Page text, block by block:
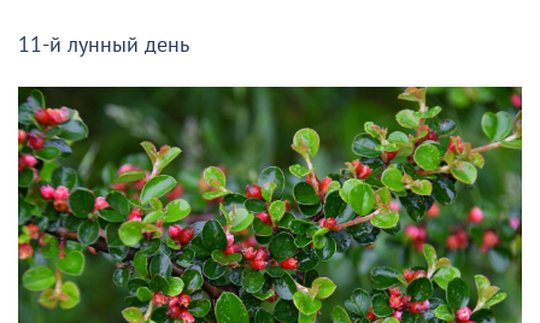
11-й лунный день